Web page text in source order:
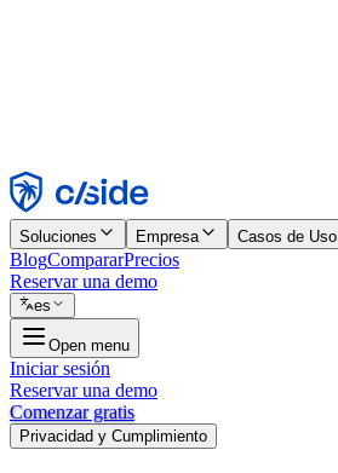
Rechazar
Soluciones Empresa Casos de Uso
BlogCompararPrecios
Reservar una demo
es
Open menu
Iniciar sesión
Reservar una demo
Comenzar gratis
Privacidad y Cumplimiento